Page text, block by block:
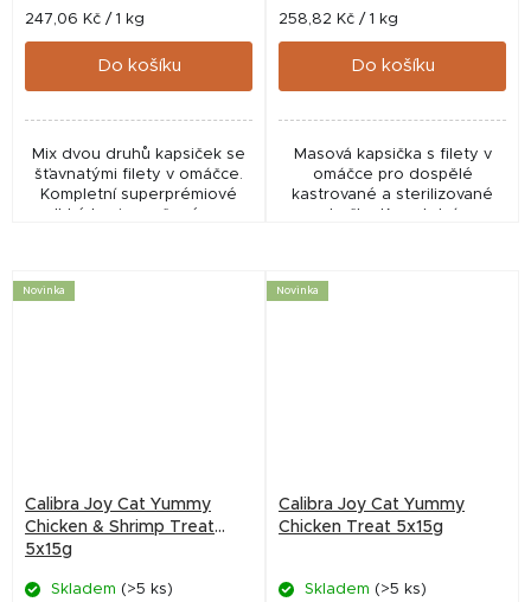
Měrná
cena:
247,06 Kč / 1 kg
Do košíku
Mix dvou druhů kapsiček se
šťavnatými filety v omáčce.
Kompletní superprémiové
Měrná
cena:
258,82 Kč / 1 kg
Do košíku
Masová kapsička s filety v
omáčce pro dospělé
kastrované a sterilizované
Novinka
Calibra Joy Cat Yummy
Chicken & Shrimp Treat
5x15g
Skladem (>5 ks)
Novinka
Calibra Joy Cat Yummy
Chicken Treat 5x15g
Skladem (>5 ks)